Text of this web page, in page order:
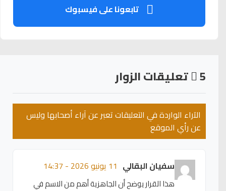
تابعونا على فيسبوك
5 تعليقات الزوار
الآراء الواردة في التعليقات تعبر عن آراء أصحابها وليس
عن رأي الموقع
سفيان البقالي 11 يونيو 2026 - 14:37
هذا القرار يوضح أن الجاهزية أهم من الاسم في